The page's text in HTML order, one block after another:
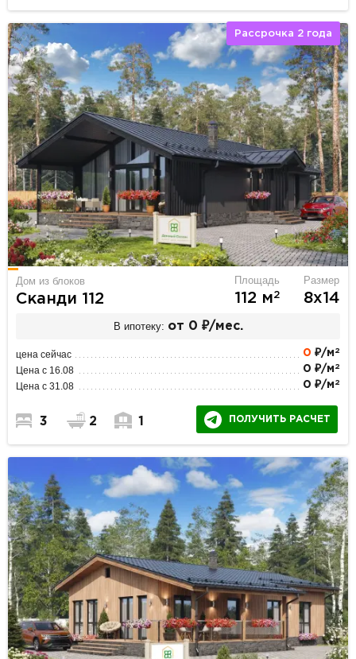
Рассрочка 2 года
Дом из блоков
Сканди 112
Площадь
112 м2
Размер
8х14
В ипотеку: от 0 ₽/мес.
цена сейчас 0 ₽/м 2
Цена с 16.08 0 ₽/м 2
Цена с 31.08 0 ₽/м 2
3 2 1 ПОЛУЧИТЬ РАСЧЕТ